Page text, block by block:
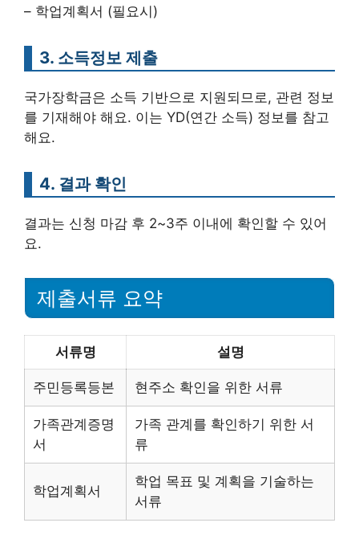
– 학업계획서 (필요시)
3. 소득정보 제출
국가장학금은 소득 기반으로 지원되므로, 관련 정보
를 기재해야 해요. 이는 YD(연간 소득) 정보를 참고
해요.
4. 결과 확인
결과는 신청 마감 후 2~3주 이내에 확인할 수 있어
요.
제출서류 요약
서류명 설명
주민등록등본 현주소 확인을 위한 서류
가족관계증명
서
가족 관계를 확인하기 위한 서
류
학업계획서
학업 목표 및 계획을 기술하는
서류